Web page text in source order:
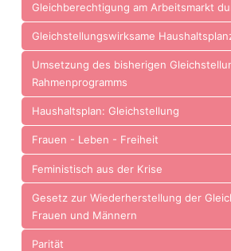
Gleichberechtigung am Arbeitsmarkt
Gleichstellungswirksame
Umsetzung des bisherigen
Rahmenprogramms
Haushaltsplan: Gleichstellung
Frauen - Leben - Freiheit
Feministisch aus der Krise
Gesetz zur Wiederherstellung der
Frauen und Männern
Parität